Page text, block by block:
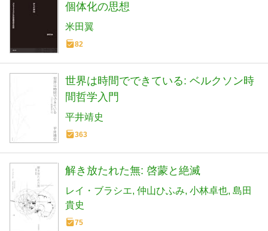
個体化の思想
米田翼
82
世界は時間でできている: ベルクソン時
間哲学入門
平井靖史
363
解き放たれた無: 啓蒙と絶滅
レイ・ブラシエ 仲山ひふみ 小林卓也 島田
貴史
75